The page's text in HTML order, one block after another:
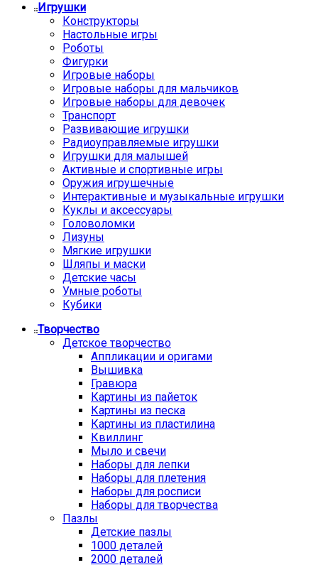
Игрушки
Конструкторы
Настольные игры
Роботы
Фигурки
Игровые наборы
Игровые наборы для мальчиков
Игровые наборы для девочек
Транспорт
Развивающие игрушки
Радиоуправляемые игрушки
Игрушки для малышей
Активные и спортивные игры
Оружия игрушечные
Интерактивные и музыкальные игрушки
Куклы и аксессуары
Головоломки
Лизуны
Мягкие игрушки
Шляпы и маски
Детские часы
Умные роботы
Кубики
Творчество
Детское творчество
Аппликации и оригами
Вышивка
Гравюра
Картины из пайеток
Картины из песка
Картины из пластилина
Квиллинг
Мыло и свечи
Наборы для лепки
Наборы для плетения
Наборы для росписи
Наборы для творчества
Пазлы
Детские пазлы
1000 деталей
2000 деталей